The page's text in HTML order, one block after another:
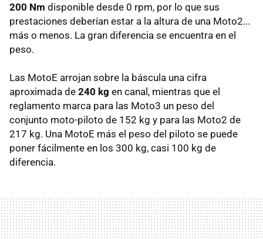
200 Nm disponible desde 0 rpm, por lo que sus
prestaciones deberían estar a la altura de una Moto2...
más o menos. La gran diferencia se encuentra en el
peso.
Las MotoE arrojan sobre la báscula una cifra
aproximada de 240 kg en canal, mientras que el
reglamento marca para las Moto3 un peso del
conjunto moto-piloto de 152 kg y para las Moto2 de
217 kg. Una MotoE más el peso del piloto se puede
poner fácilmente en los 300 kg, casi 100 kg de
diferencia.